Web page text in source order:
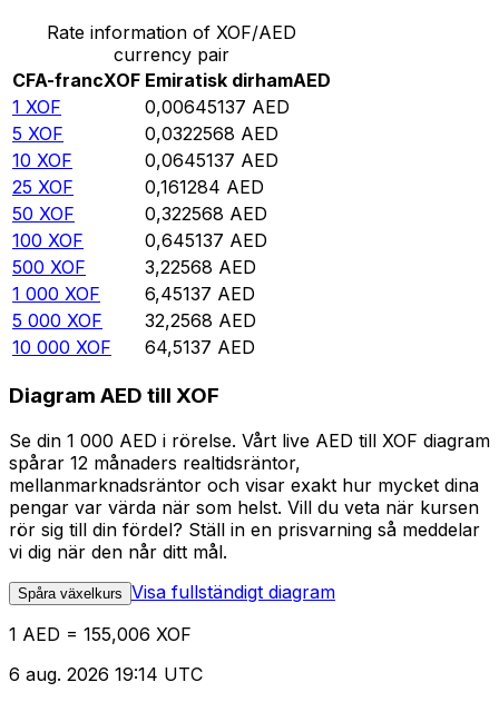
Rate information of XOF/AED
currency pair
CFA-francXOF Emiratisk dirhamAED
1 XOF 0,00645137 AED
5 XOF 0,0322568 AED
10 XOF 0,0645137 AED
25 XOF 0,161284 AED
50 XOF 0,322568 AED
100 XOF 0,645137 AED
500 XOF 3,22568 AED
1 000 XOF 6,45137 AED
5 000 XOF 32,2568 AED
10 000 XOF 64,5137 AED
Diagram AED till XOF
Se din 1 000 AED i rörelse. Vårt live AED till XOF diagram
spårar 12 månaders realtidsräntor,
mellanmarknadsräntor och visar exakt hur mycket dina
pengar var värda när som helst. Vill du veta när kursen
rör sig till din fördel? Ställ in en prisvarning så meddelar
vi dig när den når ditt mål.
Spåra växelkurs Visa fullständigt diagram
1 AED = 155,006 XOF
6 aug. 2026 19:14 UTC